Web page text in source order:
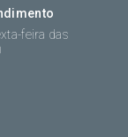
feira das